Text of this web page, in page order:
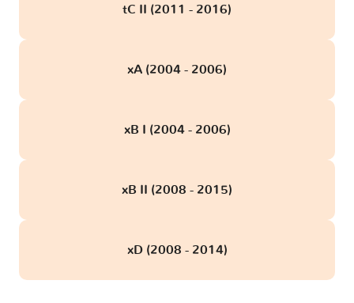
tC II (2011 - 2016)
xA (2004 - 2006)
xB I (2004 - 2006)
xB II (2008 - 2015)
xD (2008 - 2014)